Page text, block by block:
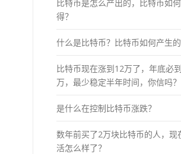
比特币是怎么产出的，比特币如
得？
什么是比特币？比特币如何产生的
比特币现在涨到12万了，年底必
万，最少稳定半年时间，你信吗？
是什么在控制比特币涨跌？
数年前买了2万块比特币的人，现
活怎么样了？